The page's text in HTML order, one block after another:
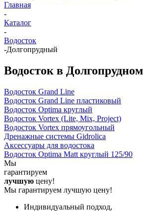
Главная
-
Каталог
-
Водосток
-Долгопрудный
Водосток в Долгопрудном
Водосток Grand Line
Водосток Grand Line пластиковый
Водосток Optima круглый
Водосток Vortex (Lite, Mix, Project)
Водосток Vortex прямоугольный
Дренажные системы Gidrolica
Аксессуары для водостока
Водосток Optima Matt круглый 125/90
Мы
гарантируем
лучшую цену!
Мы гарантируем лучшую цену!
Индивидуальный подход,